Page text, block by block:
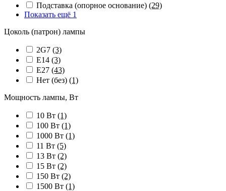
Подставка (опорное основание) (29)
Показать ещё 1
Цоколь (патрон) лампы
2G7 (3)
E14 (3)
E27 (43)
Нет (без) (1)
Мощность лампы, Вт
10 Вт (1)
100 Вт (1)
1000 Вт (1)
11 Вт (5)
13 Вт (2)
15 Вт (2)
150 Вт (2)
1500 Вт (1)